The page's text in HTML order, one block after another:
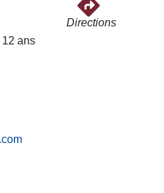
Directions
ans